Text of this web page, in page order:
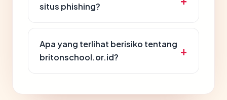
situs phishing?
Apa yang terlihat berisiko tentang
britonschool.or.id?